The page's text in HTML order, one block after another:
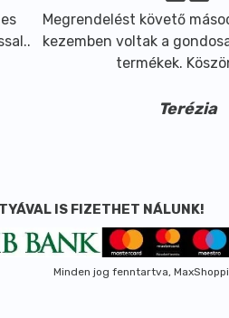
Megrendelést követő
kezemben voltak a
termékek.
Terézia
IS FIZETHET NÁLUNK!
Minden jog fenntartva,